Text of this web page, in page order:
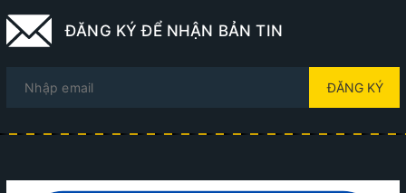
ĐĂNG KÝ ĐỂ NHẬN BẢN TIN
ĐĂNG KÝ